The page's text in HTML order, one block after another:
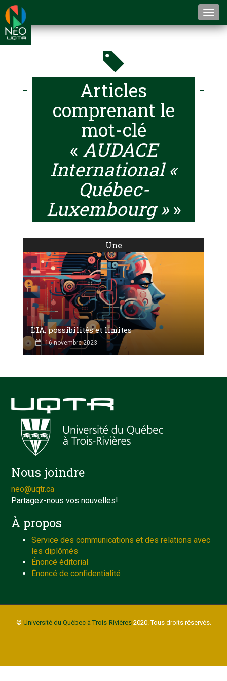
Articles
comprenant le
mot-clé
« AUDACE
International «
Québec-
Luxembourg »»
Une
L’IA, possibilités et limites
16 novembre 2023
Nous joindre
neo@uqtr.ca
Partagez-nous vos nouvelles!
À propos
Service des communications et des relations avec
les diplômés
Énoncé éditorial
Énoncé de confidentialité
© Université du Québec à Trois-Rivières2020. Tous droits réservés.